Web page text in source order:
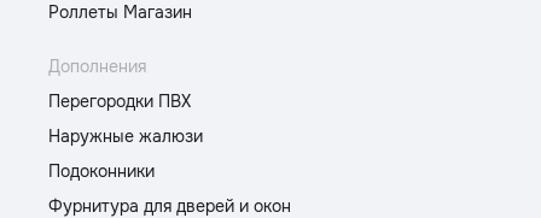
Роллеты Магазин
Дополнения
Перегородки ПВХ
Наружные жалюзи
Подоконники
Фурнитура для дверей и окон